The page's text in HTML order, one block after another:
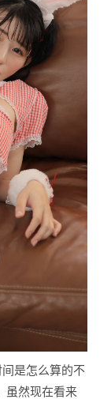
是怎么算的不
虽然现在看来